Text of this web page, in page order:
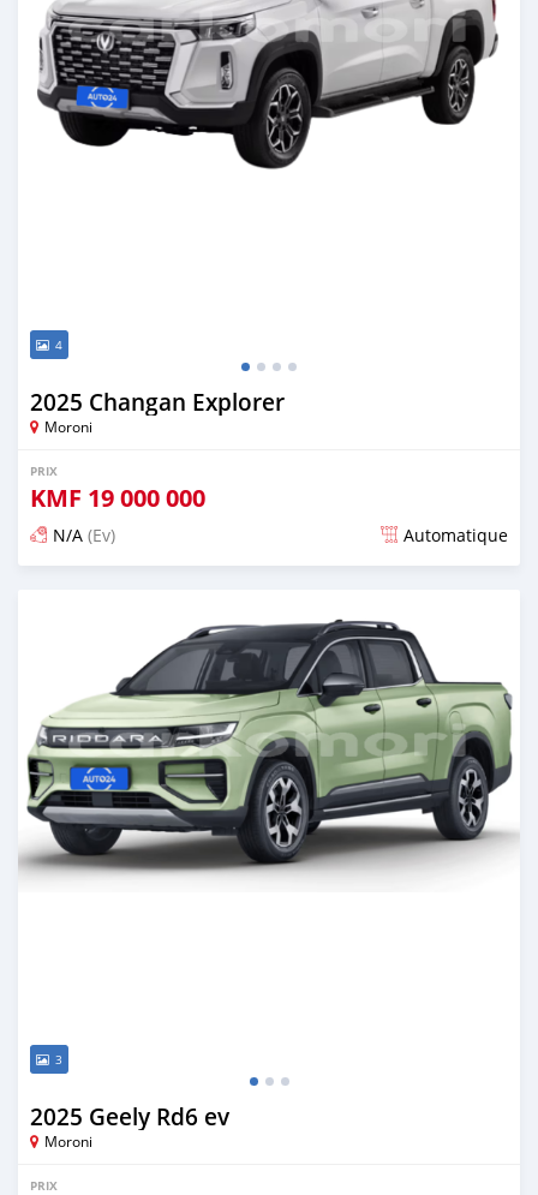
4
2025 Changan Explorer
Moroni
PRIX
KMF 19 000 000
N/A (Ev) Automatique
3
2025 Geely Rd6 ev
Moroni
PRIX